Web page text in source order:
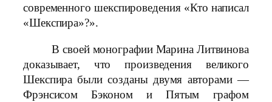
современного шекспироведения «Кто написал
«Шекспира»?».
В своей монографии Марина Литвинова
доказывает, что произведения великого
Шекспира были созданы двумя авторами —
Фрэнсисом Бэконом и Пятым графом